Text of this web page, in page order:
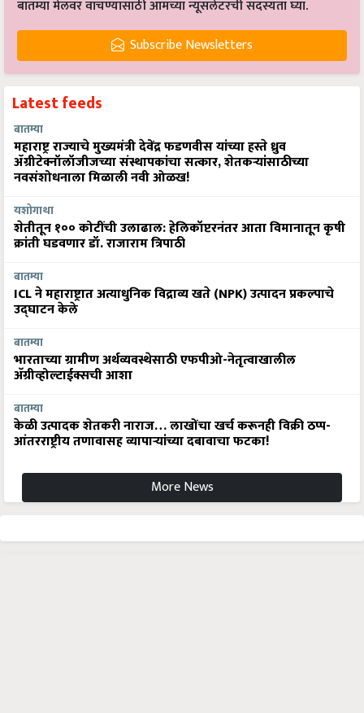
बातम्या मेलवर वाचण्यासाठी आमच्या न्यूसलेटरची सदस्यता घ्या.
Subscribe Newsletters
Latest feeds
बातम्या
महाराष्ट्र राज्याचे मुख्यमंत्री देवेंद्र फडणवीस यांच्या हस्ते ध्रुव
ॲग्रीटेक्नॉलॉजीजच्या संस्थापकांचा सत्कार, शेतकऱ्यांसाठीच्या
नवसंशोधनाला मिळाली नवी ओळख!
यशोगाथा
शेतीतून १०० कोटींची उलाढाल: हेलिकॉप्टरनंतर आता विमानातून कृषी
क्रांती घडवणार डॉ. राजाराम त्रिपाठी
बातम्या
ICL ने महाराष्ट्रात अत्याधुनिक विद्राव्य खते (NPK) उत्पादन प्रकल्पाचे
उद्घाटन केले
बातम्या
भारताच्या ग्रामीण अर्थव्यवस्थेसाठी एफपीओ-नेतृत्वाखालील
अ‍ॅग्रीव्होल्टाईक्सची आशा
बातम्या
केळी उत्पादक शेतकरी नाराज… लाखोंचा खर्च करूनही विक्री ठप्प-
आंतरराष्ट्रीय तणावासह व्यापाऱ्यांच्या दबावाचा फटका!
More News